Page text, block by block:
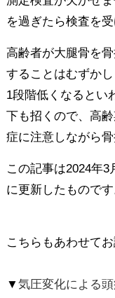
を過ぎたら検査を
高齢者が大腿骨を
することはむずか
1段階低くなるとい
下も招くので、高
症に注意しながら
この記事は2024年3
に更新したものです
こちらもあわせてお
▼気圧変化による